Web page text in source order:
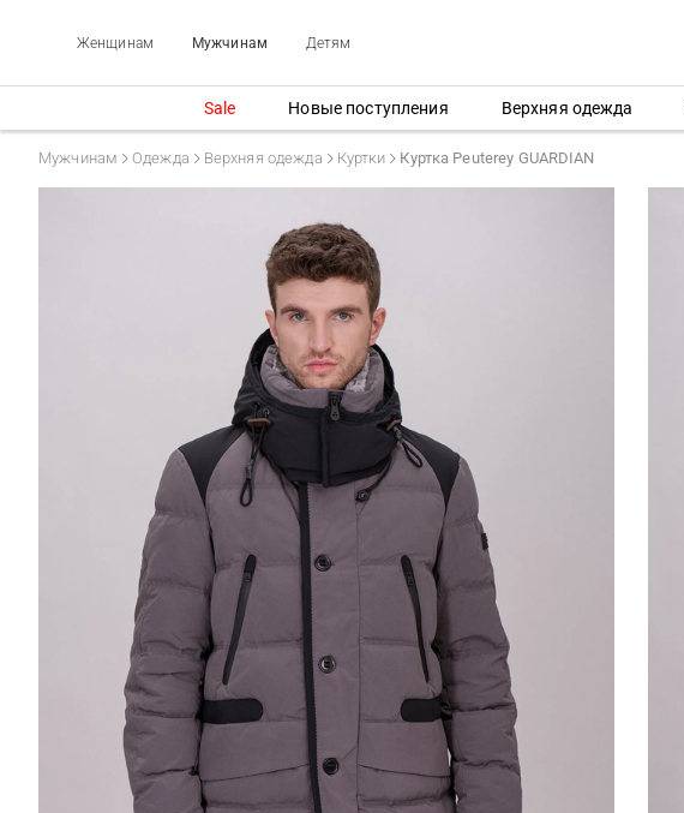
Женщинам Мужчинам Детям
Sale Новые поступления Верхняя одежда
Мужчинам Одежда Верхняя одежда Куртки Куртка Peuterey GUARDIAN